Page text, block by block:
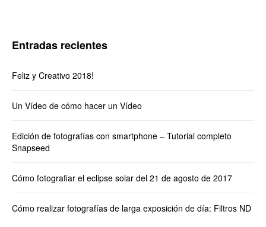
Entradas recientes
Feliz y Creativo 2018!
Un Vídeo de cómo hacer un Vídeo
Edición de fotografías con smartphone – Tutorial completo
Snapseed
Cómo fotografiar el eclipse solar del 21 de agosto de 2017
Cómo realizar fotografías de larga exposición de día: Filtros ND